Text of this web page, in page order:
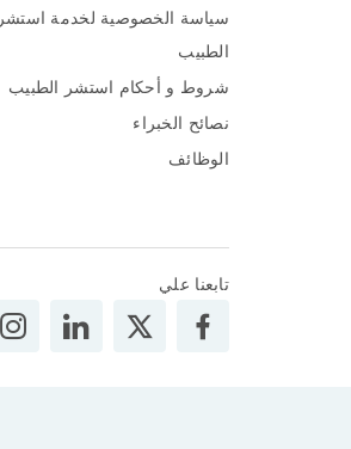
سياسة الخصوصية لخدمة استشر
الطبيب
شروط و أحكام استشر الطبيب
نصائح الخبراء
الوظائف
تابعنا علي